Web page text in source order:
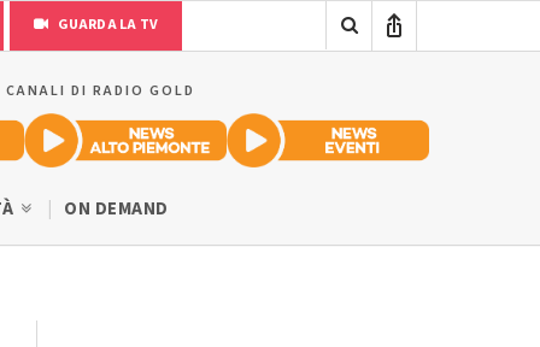
GUARDA LA TV
DI RADIO GOLD
ON DEMAND